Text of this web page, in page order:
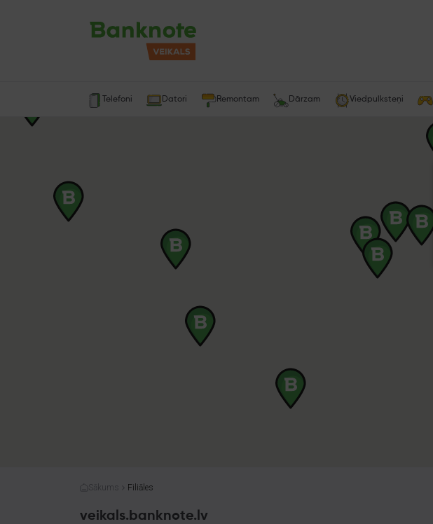
Telefoni Datori Remontam Dārzam Viedpulksteņi
Sākums Filiāles
veikals.banknote.lv